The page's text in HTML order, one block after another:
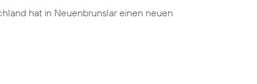
hat in Neuenbrunslar einen neuen